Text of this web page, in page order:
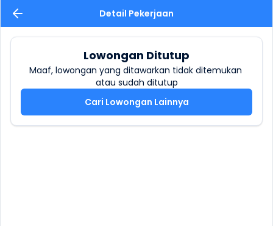
Detail Pekerjaan
Lowongan Ditutup
Maaf, lowongan yang ditawarkan tidak ditemukan
atau sudah ditutup
Cari Lowongan Lainnya